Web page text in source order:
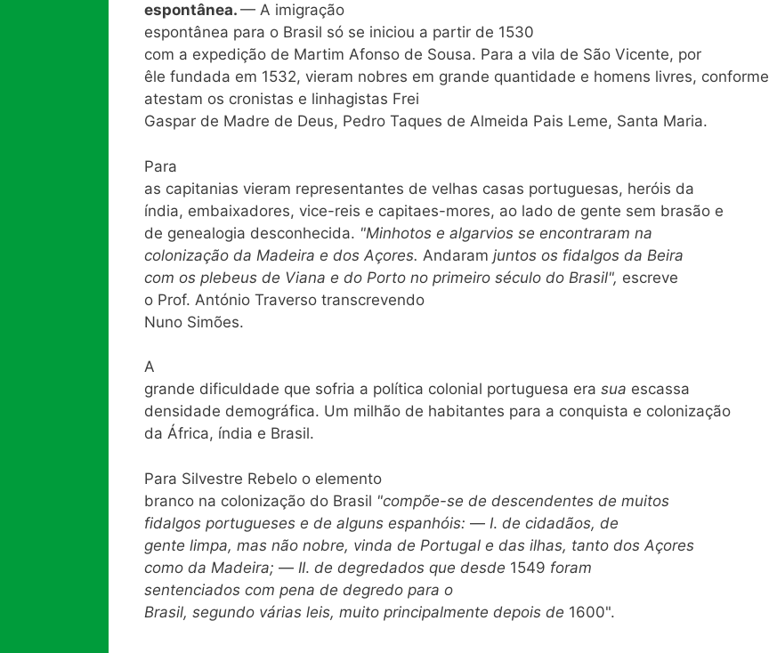
espontânea. — A imigração
espontânea para o Brasil só se iniciou a partir de 1530
com a expedição de Martim Afonso de Sousa. Para a vila de São Vicente, por
êle fundada em 1532, vieram nobres em grande quantidade e homens livres, conforme
atestam os cronistas e linhagistas Frei
Gaspar de Madre de Deus, Pedro Taques de Almeida Pais Leme, Santa Maria.
Para
as capitanias vieram representantes de velhas casas portuguesas, heróis da
índia, embaixadores, vice-reis e capitaes-mores, ao lado de gente sem brasão e
de genealogia desconhecida. "Minhotos e algarvios se encontraram na
colonização da Madeira e dos Açores. Andaram juntos os fidalgos da Beira
com os plebeus de Viana e do Porto no primeiro século do Brasil", escreve
o Prof. António Traverso transcrevendo
Nuno Simões.
A
grande dificuldade que sofria a política colonial portuguesa era sua escassa
densidade demográfica. Um milhão de habitantes para a conquista e colonização
da África, índia e Brasil.
Para Silvestre Rebelo o elemento
branco na colonização do Brasil "compõe-se de descendentes de muitos
fidalgos portugueses e de alguns espanhóis: — I. de cidadãos, de
gente limpa, mas não nobre, vinda de Portugal e das ilhas, tanto dos Açores
como da Madeira; — II. de degredados que desde 1549 foram
sentenciados com pena de degredo para o
Brasil, segundo várias leis, muito principalmente depois de 1600".